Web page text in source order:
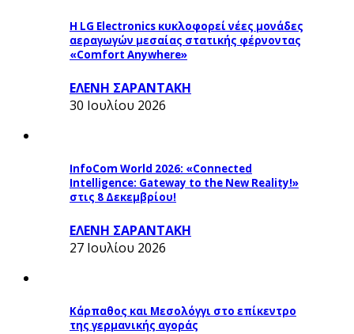
Η LG Electronics κυκλοφορεί νέες μονάδες
αεραγωγών μεσαίας στατικής φέρνοντας
«Comfort Anywhere»
ΕΛΕΝΗ ΣΑΡΑΝΤΑΚΗ
30 Ιουλίου 2026
InfoCom World 2026: «Connected
Intelligence: Gateway to the New Reality!»
στις 8 Δεκεμβρίου!
ΕΛΕΝΗ ΣΑΡΑΝΤΑΚΗ
27 Ιουλίου 2026
Κάρπαθος και Μεσολόγγι στο επίκεντρο
της γερμανικής αγοράς